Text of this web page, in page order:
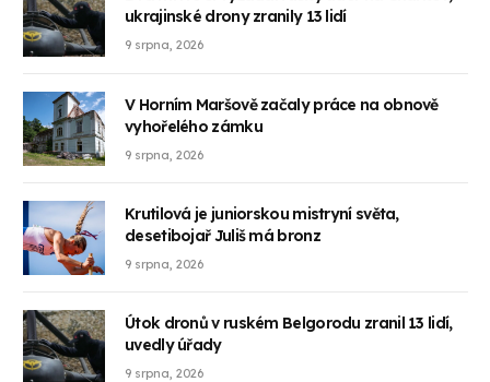
ukrajinské drony zranily 13 lidí
9 srpna, 2026
V Horním Maršově začaly práce na obnově
vyhořelého zámku
9 srpna, 2026
Krutilová je juniorskou mistryní světa,
desetibojař Juliš má bronz
9 srpna, 2026
Útok dronů v ruském Belgorodu zranil 13 lidí,
uvedly úřady
9 srpna, 2026